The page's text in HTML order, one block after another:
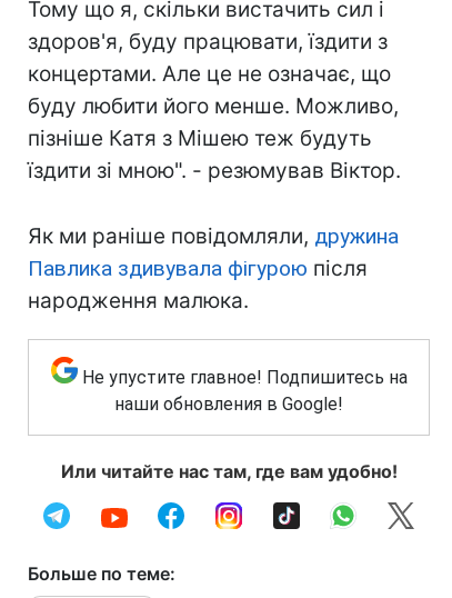
Тому що я, скільки вистачить сил і
здоров'я, буду працювати, їздити з
концертами. Але це не означає, що
буду любити його менше. Можливо,
пізніше Катя з Мішею теж будуть
їздити зі мною". - резюмував Віктор.
Як ми раніше повідомляли, дружина
Павлика здивувала фігурою після
народження малюка.
Не упустите главное! Подпишитесь на
наши обновления в Google!
Или читайте нас там, где вам удобно!
Больше по теме: